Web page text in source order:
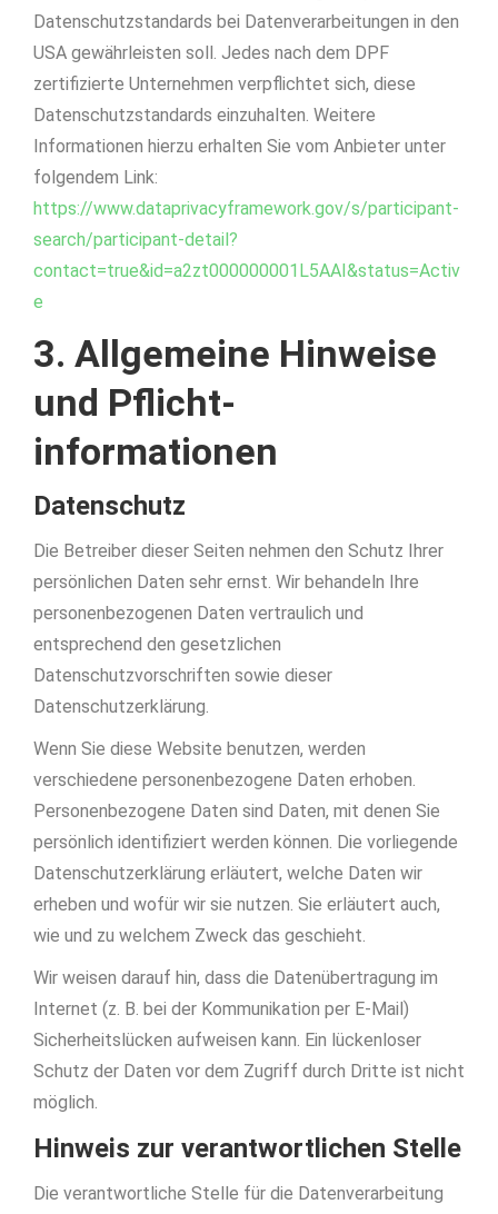
Datenschutzstandards bei Datenverarbeitungen in den
USA gewährleisten soll. Jedes nach dem DPF
zertifizierte Unternehmen verpflichtet sich, diese
Datenschutzstandards einzuhalten. Weitere
Informationen hierzu erhalten Sie vom Anbieter unter
folgendem Link:
https://www.dataprivacyframework.gov/s/participant-
search/participant-detail?
contact=true&id=a2zt000000001L5AAI&status=Activ
e
3. Allgemeine Hinweise
und Pflicht­
informationen
Datenschutz
Die Betreiber dieser Seiten nehmen den Schutz Ihrer
persönlichen Daten sehr ernst. Wir behandeln Ihre
personenbezogenen Daten vertraulich und
entsprechend den gesetzlichen
Datenschutzvorschriften sowie dieser
Datenschutzerklärung.
Wenn Sie diese Website benutzen, werden
verschiedene personenbezogene Daten erhoben.
Personenbezogene Daten sind Daten, mit denen Sie
persönlich identifiziert werden können. Die vorliegende
Datenschutzerklärung erläutert, welche Daten wir
erheben und wofür wir sie nutzen. Sie erläutert auch,
wie und zu welchem Zweck das geschieht.
Wir weisen darauf hin, dass die Datenübertragung im
Internet (z. B. bei der Kommunikation per E-Mail)
Sicherheitslücken aufweisen kann. Ein lückenloser
Schutz der Daten vor dem Zugriff durch Dritte ist nicht
möglich.
Hinweis zur verantwortlichen Stelle
Die verantwortliche Stelle für die Datenverarbeitung